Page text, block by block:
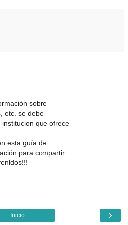
sobre
etc. se debe
que ofrece
esta guía de
para compartir
›
Inicio